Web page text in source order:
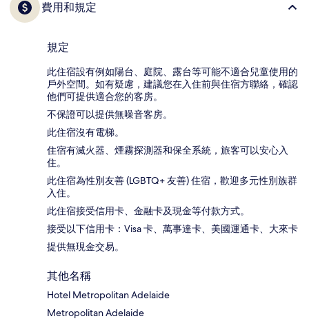
費用和規定
規定
此住宿設有例如陽台、庭院、露台等可能不適合兒童使用的
戶外空間。如有疑慮，建議您在入住前與住宿方聯絡，確認
他們可提供適合您的客房。
不保證可以提供無噪音客房。
此住宿沒有電梯。
住宿有滅火器、煙霧探測器和保全系統，旅客可以安心入
住。
此住宿為性別友善 (LGBTQ+ 友善) 住宿，歡迎多元性別族群
入住。
此住宿接受信用卡、金融卡及現金等付款方式。
接受以下信用卡：Visa 卡、萬事達卡、美國運通卡、大來卡
提供無現金交易。
其他名稱
Hotel Metropolitan Adelaide
Metropolitan Adelaide